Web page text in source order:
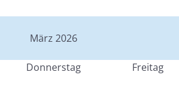
März 2026
Donnerstag Freitag